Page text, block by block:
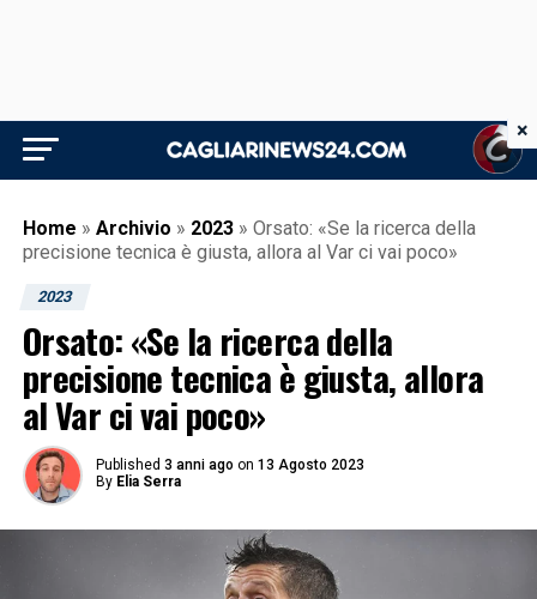
Home » Archivio » 2023 » Orsato: «Se la ricerca della
precisione tecnica è giusta, allora al Var ci vai poco»
2023
Orsato: «Se la ricerca della
precisione tecnica è giusta, allora
al Var ci vai poco»
Published 3 anni ago on 13 Agosto 2023
By Elia Serra
×